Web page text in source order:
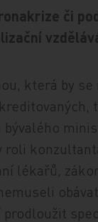
či
která by
bývalého
roli
lékařů,